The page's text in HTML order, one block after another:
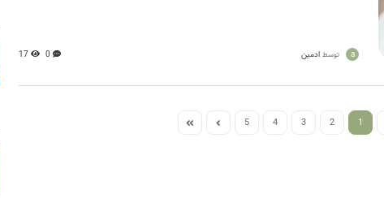
a توسطادمین 0
17
1
2
3
4
5